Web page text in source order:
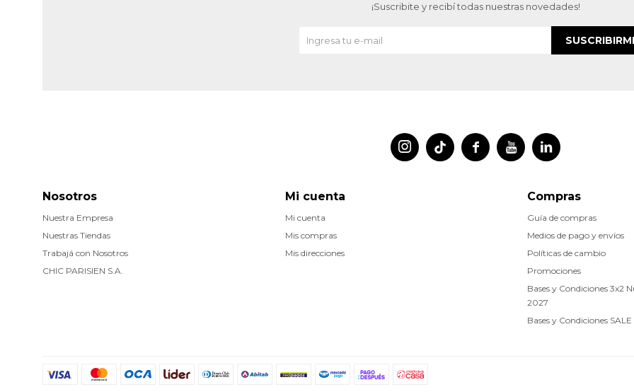
 
 
Nosotros
Nuestra Empresa
Nuestras Tiendas
Trabajá con Nosotros
CHIC PARISIEN S.A.
Compras
Guía de compras
Medios de pago y envíos
Políticas de cambio
Promociones
Bases y Condiciones 3x2
2027
Bases y Condiciones SALE
Mi cuenta
Mi cuenta
Mis compras
Mis direcciones
¡Suscribite y recibí todas nuestras novedades!